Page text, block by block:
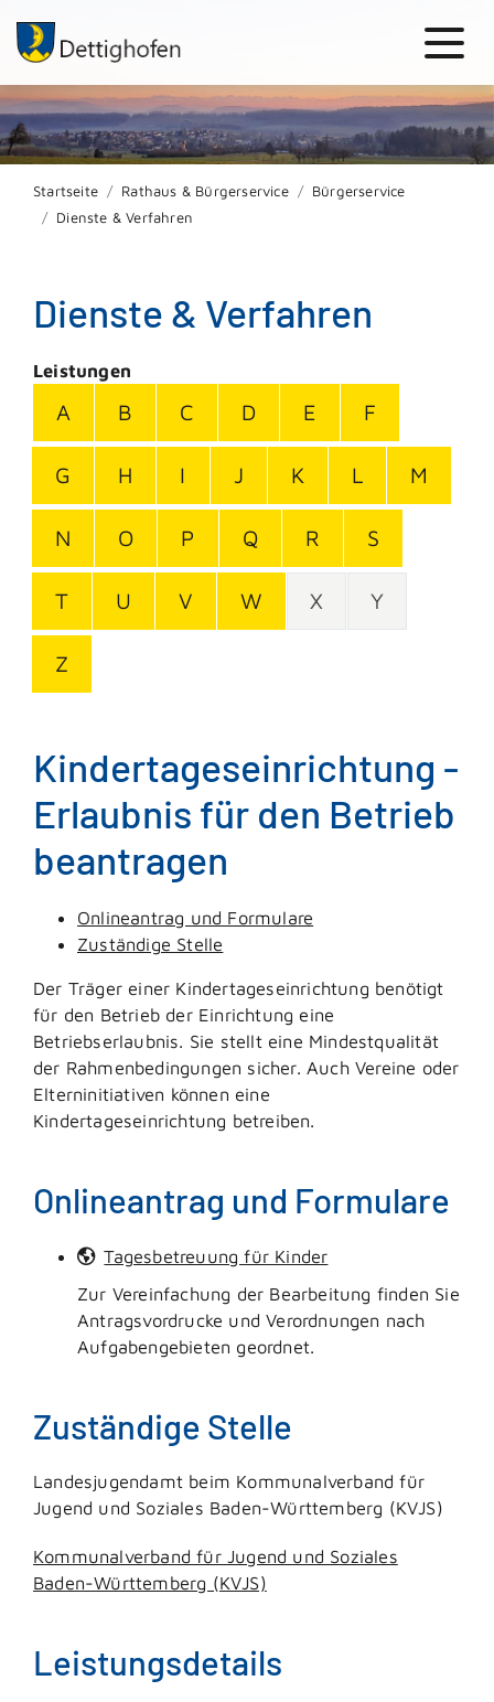
Startseite Rathaus & Bürgerservice
Bürgerservice
Dienste & Verfahren
Dienste & Verfahren
Leistungen
A B C D E F
G H I J K L M
N O P Q R S
T U V W X Y
Z
Kindertageseinrichtung -
Erlaubnis für den Betrieb
beantragen
Onlineantrag und Formulare
Zuständige Stelle
Der Träger einer Kindertageseinrichtung benötigt
für den Betrieb der Einrichtung eine
Betriebserlaubnis. Sie stellt eine Mindestqualität
der Rahmenbedingungen sicher. Auch Vereine oder
Elterninitiativen können eine
Kindertageseinrichtung betreiben.
Onlineantrag und Formulare
Tagesbetreuung für Kinder
Zur Vereinfachung der Bearbeitung finden Sie
Antragsvordrucke und Verordnungen nach
Aufgabengebieten geordnet.
Zuständige Stelle
Landesjugendamt beim Kommunalverband für
Jugend und Soziales Baden-Württemberg (KVJS)
Kommunalverband für Jugend und Soziales
Baden-Württemberg (KVJS)
Leistungsdetails